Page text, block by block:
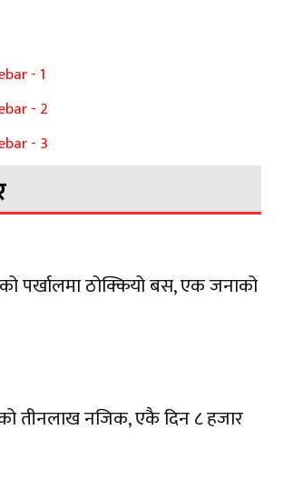
पर्खालमा ठोक्कियो बस, एक जनाको
तीनलाख नजिक, एकै दिन ८ हजार